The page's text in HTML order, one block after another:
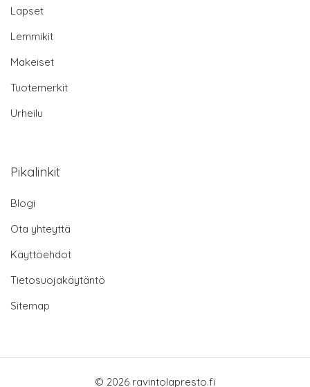
Lapset
Lemmikit
Makeiset
Tuotemerkit
Urheilu
Pikalinkit
Blogi
Ota yhteyttä
Käyttöehdot
Tietosuojakäytäntö
Sitemap
© 2026 ravintolapresto.fi